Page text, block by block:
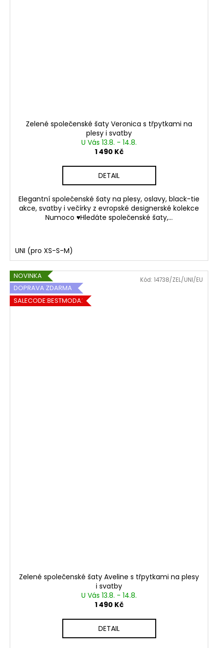
Zelené společenské šaty Veronica s třpytkami na
plesy i svatby
U Vás 13.8. - 14.8.
1 490 Kč
DETAIL
Elegantní společenské šaty na plesy, oslavy, black-tie
akce, svatby i večírky z evropské designerské kolekce
Numoco ♥Hledáte společenské šaty,...
UNI (pro XS-S-M)
NOVINKA
DOPRAVA ZDARMA
SALECODE:BESTMODA20:20:%
Zelené společenské šaty Aveline s třpytkami na plesy
i svatby
U Vás 13.8. - 14.8.
1 490 Kč
DETAIL
Kód: 14738/ZEL/UNI/EU